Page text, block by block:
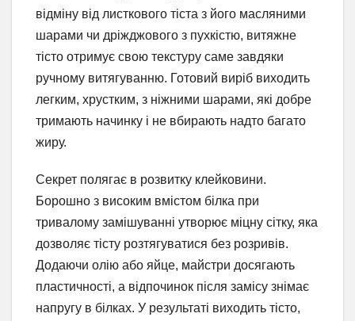
відміну від листкового тіста з його масляними
шарами чи дріжджового з пухкістю, витяжне
тісто отримує свою текстуру саме завдяки
ручному витягуванню. Готовий виріб виходить
легким, хрустким, з ніжними шарами, які добре
тримають начинку і не вбирають надто багато
жиру.
Секрет полягає в розвитку клейковини.
Борошно з високим вмістом білка при
тривалому замішуванні утворює міцну сітку, яка
дозволяє тісту розтягуватися без розривів.
Додаючи олію або яйце, майстри досягають
пластичності, а відпочинок після замісу знімає
напругу в білках. У результаті виходить тісто,